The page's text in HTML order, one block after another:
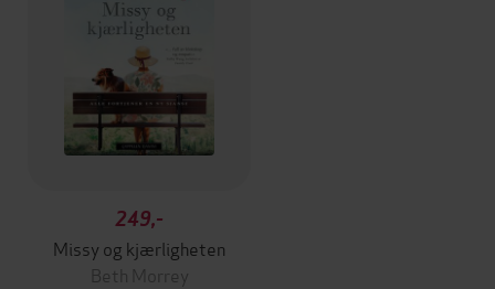
249,-
Missy og kjærligheten
Beth Morrey